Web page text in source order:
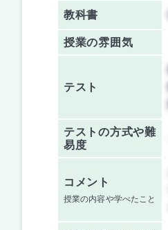
教科書
授業の雰囲気
テスト
テストの方式や難
易度
コメント
授業の内容や学べたこと